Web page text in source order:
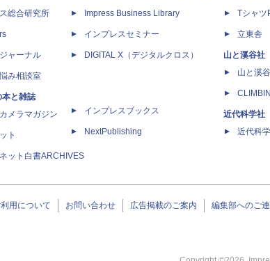
総合研究所
ャーナル
み相談室
本と雑誌
メラマガジン
ト
ット白書ARCHIVES
Impress Business Library
インプレスセミナー
DIGITAL X（デジタルクロス）
インプレスブックス
NextPublishing
Tシャ
立東舎
山と溪谷社
山と溪
近代科学社
近代科
用について お問い合わせ 広告掲載のご案内 編集部へのご